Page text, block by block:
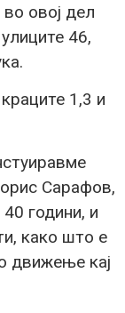
овој дел
46,
1,3 и
Сарафов,
години, и
како што е
движење кај